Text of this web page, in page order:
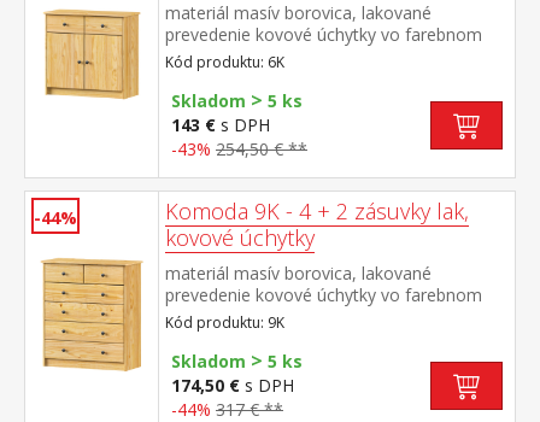
materiál masív borovica, lakované
prevedenie kovové úchytky vo farebnom
prevedení černená mosadz 2 zásuvky s
kovovými pojazdmi, skrinka s dvierkami a
variabilnou policou hĺbka zásuvky 27,5 cm
Kód produktu: 6K
Skladom > 5 ks
143 € s DPH
-43% 254,50 € **
-44%
Komoda 9K - 4 + 2 zásuvky lak,
kovové úchytky
materiál masív borovica, lakované
prevedenie kovové úchytky vo farebnom
prevedení černená mosadz 2 úzke a 4
široké zásuvky s kovovými pojazdmi
Kód produktu: 9K
Skladom > 5 ks
174,50 € s DPH
-44% 317 € **